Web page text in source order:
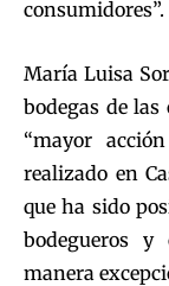
consumidores”.
María Luisa
bodegas de
“mayor
realizado en
que ha sido
bodegueros y
manera